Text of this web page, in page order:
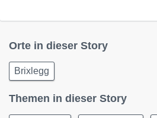
Orte in dieser Story
Brixlegg
Themen in dieser Story